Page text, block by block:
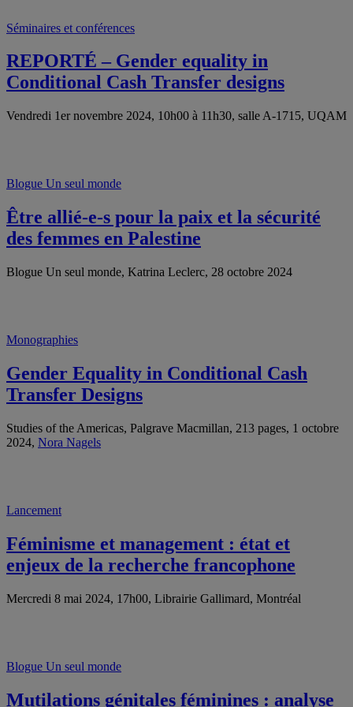
Séminaires et conférences
REPORTÉ – Gender equality in
Conditional Cash Transfer designs
Vendredi 1er novembre 2024, 10h00 à 11h30, salle A-1715, UQAM
Blogue Un seul monde
Être allié-e-s pour la paix et la sécurité
des femmes en Palestine
Blogue Un seul monde, Katrina Leclerc, 28 octobre 2024
Monographies
Gender Equality in Conditional Cash
Transfer Designs
Studies of the Americas, Palgrave Macmillan, 213 pages, 1 octobre
2024, Nora Nagels
Lancement
Féminisme et management : état et
enjeux de la recherche francophone
Mercredi 8 mai 2024, 17h00, Librairie Gallimard, Montréal
Blogue Un seul monde
Mutilations génitales féminines : analyse